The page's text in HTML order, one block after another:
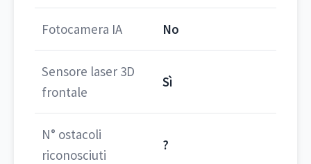
Fotocamera IA No
Sensore laser 3D
frontale
Sì
N° ostacoli
riconosciuti
?